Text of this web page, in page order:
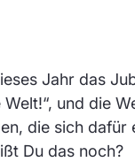
Jahr das
und die
die sich
Du das noch?